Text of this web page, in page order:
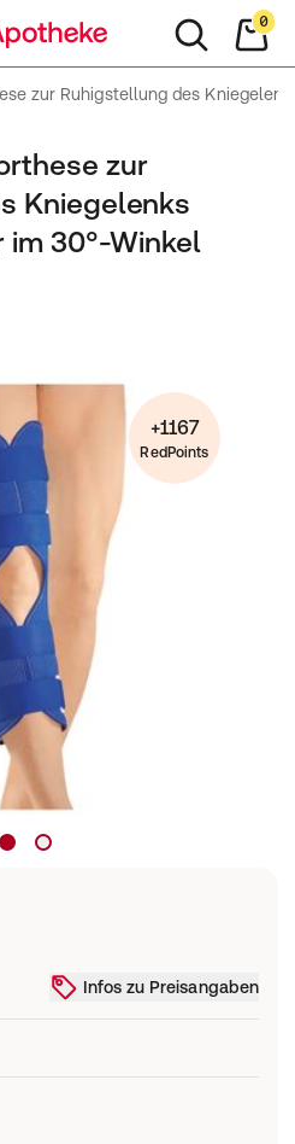
0
zur Ruhigstellung des
zur
Kniegelenks
im 30°-Winkel
+1167
RedPoints
Infos zu Preisangaben